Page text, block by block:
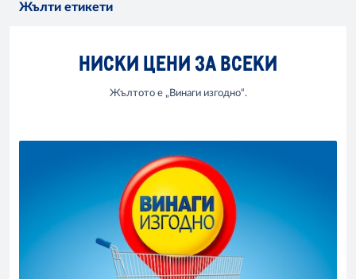
Жълти етикети
НИСКИ ЦЕНИ ЗА ВСЕКИ
Жълтото е „Винаги изгодно“.